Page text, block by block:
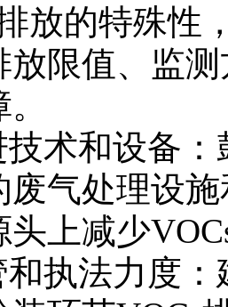
放的特殊性
放限值、监
术和设备
废气处理设
上减少
和执法力度